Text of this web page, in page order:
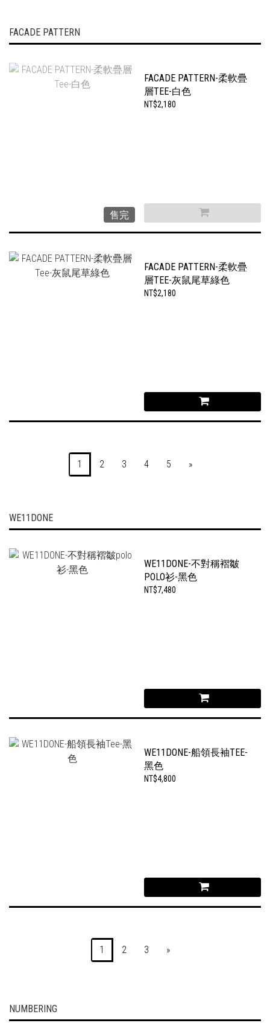
FACADE PATTERN
售完
FACADE PATTERN-柔軟疊
層TEE-白色
NT$2,180
FACADE PATTERN-柔軟疊
層TEE-灰鼠尾草綠色
NT$2,180
1 2 3 4 5 »
WE11DONE
WE11DONE-不對稱褶皺
POLO衫-黑色
NT$7,480
WE11DONE-船領長袖TEE-
黑色
NT$4,800
1 2 3 »
NUMBERING